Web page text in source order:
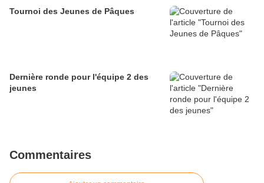
Tournoi des Jeunes de Pâques
Dernière ronde pour l'équipe 2 des
jeunes
Commentaires